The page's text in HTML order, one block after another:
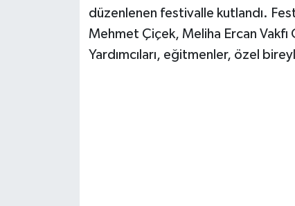
düzenlenen festivalle kutlandı.
Mehmet Çiçek, Meliha Ercan
Yardımcıları, eğitmenler, özel